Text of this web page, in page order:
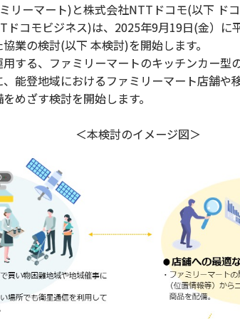
リーマート)と株式会社NTTドコモ(以下 ド
コモビジネス)は、2025年9月19日(金）に
業の検討(以下 本検討)を開始します。
する、ファミリーマートのキッチンカー型
能登地域におけるファミリーマート店舗や
めざす検討を開始します。
＜本検討のイメージ図＞